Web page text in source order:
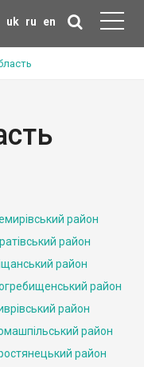
uk ru en
район
район
район
район
район
район
район